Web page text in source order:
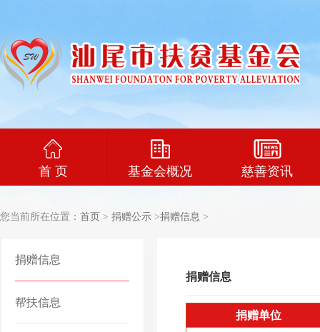
首 页 基金会概况 慈善资讯
您当前所在位置： 首页 > 捐赠公示 >捐赠信息 >
捐赠信息
帮扶信息
捐赠信息
捐赠单位